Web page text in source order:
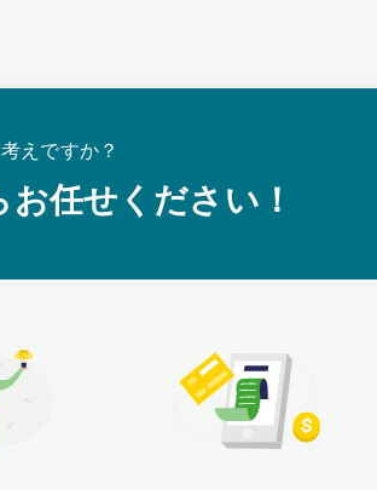
えですか？
任せください！